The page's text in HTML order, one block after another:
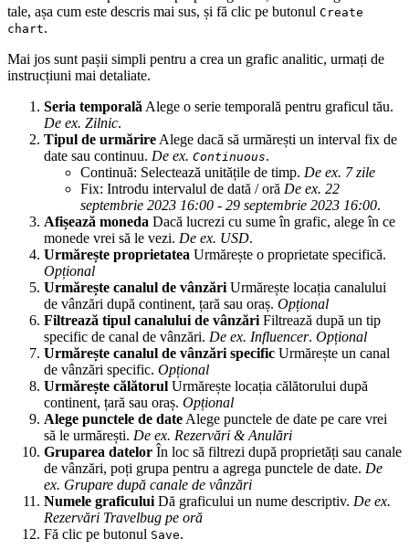
tale, așa cum este descris mai sus, și fă clic pe butonul Create
chart.
Mai jos sunt pașii simpli pentru a crea un grafic analitic, urmați de
instrucțiuni mai detaliate.
Seria temporală Alege o serie temporală pentru graficul tău.
De ex. Zilnic.
Tipul de urmărire Alege dacă să urmărești un interval fix de
date sau continuu. De ex. Continuous.
Continuă: Selectează unitățile de timp. De ex. 7 zile
Fix: Introdu intervalul de dată / oră De ex. 22
septembrie 2023 16:00 - 29 septembrie 2023 16:00.
Afișează moneda Dacă lucrezi cu sume în grafic, alege în ce
monede vrei să le vezi. De ex. USD.
Urmărește proprietatea Urmărește o proprietate specifică.
Opțional
Urmărește canalul de vânzări Urmărește locația canalului
de vânzări după continent, țară sau oraș. Opțional
Filtrează tipul canalului de vânzări Filtrează după un tip
specific de canal de vânzări. De ex. Influencer. Opțional
Urmărește canalul de vânzări specific Urmărește un canal
de vânzări specific. Opțional
Urmărește călătorul Urmărește locația călătorului după
continent, țară sau oraș. Opțional
Alege punctele de date Alege punctele de date pe care vrei
să le urmărești. De ex. Rezervări & Anulări
Gruparea datelor În loc să filtrezi după proprietăți sau canale
de vânzări, poți grupa pentru a agrega punctele de date. De
ex. Grupare după canale de vânzări
Numele graficului Dă graficului un nume descriptiv. De ex.
Rezervări Travelbug pe oră
Fă clic pe butonul Save.